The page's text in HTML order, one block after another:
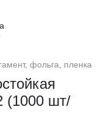
фольга, пленка
(1000 шт/